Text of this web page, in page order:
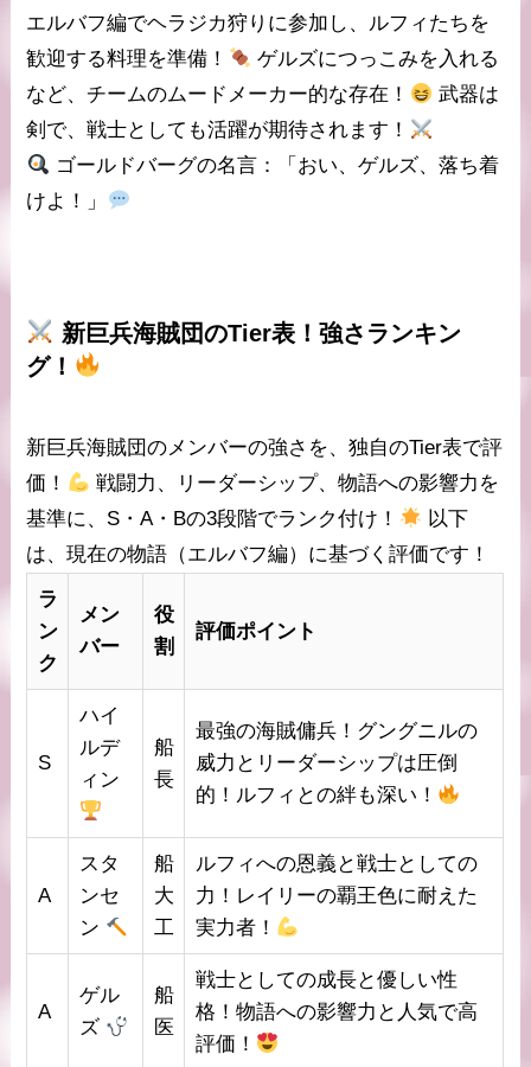
エルバフ編でヘラジカ狩りに参加し、ルフィたちを
歓迎する料理を準備！
ゲルズにつっこみを入れる
など、チームのムードメーカー的な存在！
武器は
剣で、戦士としても活躍が期待されます！
ゴールドバーグの名言：「おい、ゲルズ、落ち着
けよ！」
新巨兵海賊団のTier表！強さランキン
グ！
新巨兵海賊団のメンバーの強さを、独自のTier表で評
価！
戦闘力、リーダーシップ、物語への影響力を
基準に、 S・A・Bの3段階でランク付け！
以下
は、現在の物語（エルバフ編）に基づく評価です！
ラ
ン
ク
メン
バー
役
割
評価ポイント
S
ハイ
ルデ
ィン
船
長
最強の海賊傭兵！グングニルの
威力とリーダーシップは圧倒
的！ルフィとの絆も深い！
A
スタ
ンセ
ン
船
大
工
ルフィへの恩義と戦士としての
力！レイリーの覇王色に耐えた
実力者！
A
ゲル
ズ
船
医
戦士としての成長と優しい性
格！物語への影響力と人気で高
評価！